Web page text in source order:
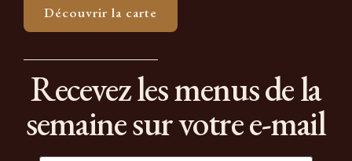
Découvrir la carte
Recevez les menus de la
semaine sur votre e-mail